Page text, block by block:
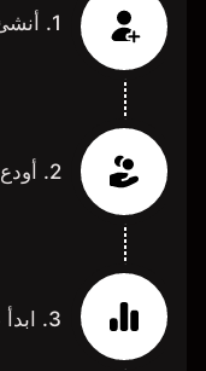
1. أنشئ حسابك (وفقًا لمعايير الأهلية)
2. أودع الأموال بالشروط التي تناسبك
3. ابدأ عندما تكون مستعدًا